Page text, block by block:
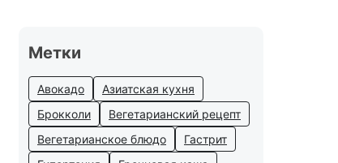
Метки
Авокадо
Азиатская кухня
Брокколи
Вегетарианский рецепт
Вегетарианское блюдо
Гастрит